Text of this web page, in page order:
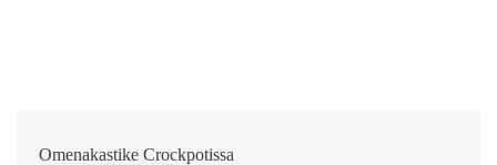
Omenakastike Crockpotissa